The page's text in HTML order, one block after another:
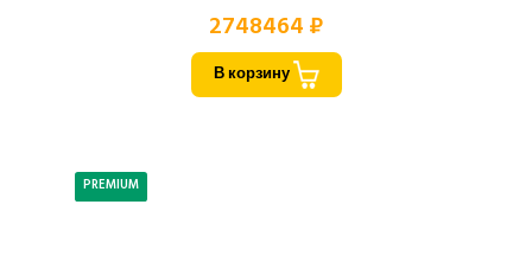
2748464 ₽
В корзину
PREMIUM